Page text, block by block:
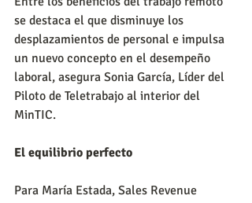
se destaca el que disminuye los
desplazamientos de personal e impulsa
un nuevo concepto en el desempeño
laboral, asegura Sonia García, Líder del
Piloto de Teletrabajo al interior del
MinTIC.
El equilibrio perfecto
Para María Estada, Sales Revenue